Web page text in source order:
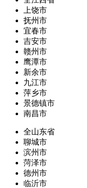
上饶市
抚州市
宜春市
吉安市
赣州市
鹰潭市
新余市
九江市
萍乡市
景德镇市
南昌市
全山东省
聊城市
滨州市
菏泽市
德州市
临沂市